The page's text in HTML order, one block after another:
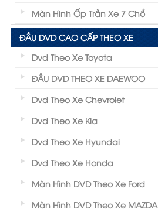
Màn Hình Ốp Trần Xe 7 Chổ
ĐẦU DVD CAO CẤP THEO XE
Dvd Theo Xe Toyota
ĐẦU DVD THEO XE DAEWOO
Dvd Theo Xe Chevrolet
Dvd Theo Xe Kia
Dvd Theo Xe Hyundai
Dvd Theo Xe Honda
Màn Hình DVD Theo Xe Ford
Màn Hình DVD Theo Xe MAZDA